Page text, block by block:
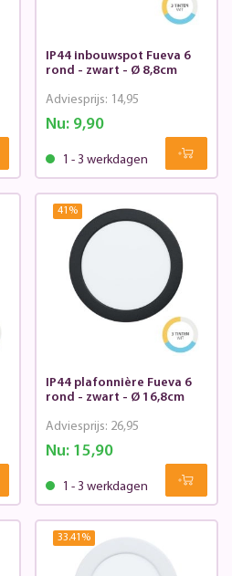
IP44 inbouwspot Fueva 6
rond - zwart - Ø 8,8cm
Nu: 9,90
Adviesprijs: 14,95
1 - 3 werkdagen
41 %
IP44 plafonnière Fueva 6
rond - zwart - Ø 16,8cm
Nu: 15,90
Adviesprijs: 26,95
1 - 3 werkdagen
33.41 %